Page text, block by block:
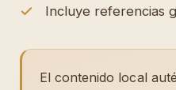
Incluye referencias
El contenido local